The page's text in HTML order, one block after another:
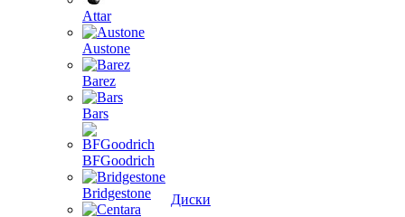
Attar
Austone
Barez
Bars
BFGoodrich
Bridgestone
Диски